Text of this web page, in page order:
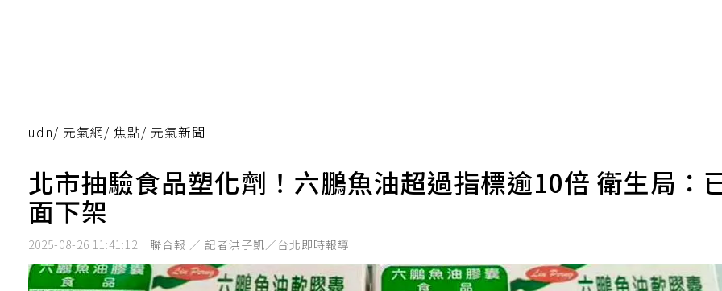
udn/ 元氣網/ 焦點/ 元氣新聞
北市抽驗食品塑化劑！六鵬魚油超過指標逾10倍 衛生局：
面下架
2025-08-26 11:41:12 聯合報 ／ 記者洪子凱／台北即時報導